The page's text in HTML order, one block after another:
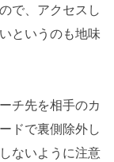
で、アクセスし
というのも地味
チ先を相手のカ
ドで裏側除外し
ないように注意